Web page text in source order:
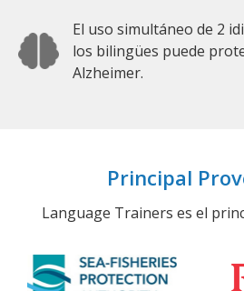
El uso simultáneo de 2
los bilingües puede
Alzheimer.
Principal
Language Trainers es el